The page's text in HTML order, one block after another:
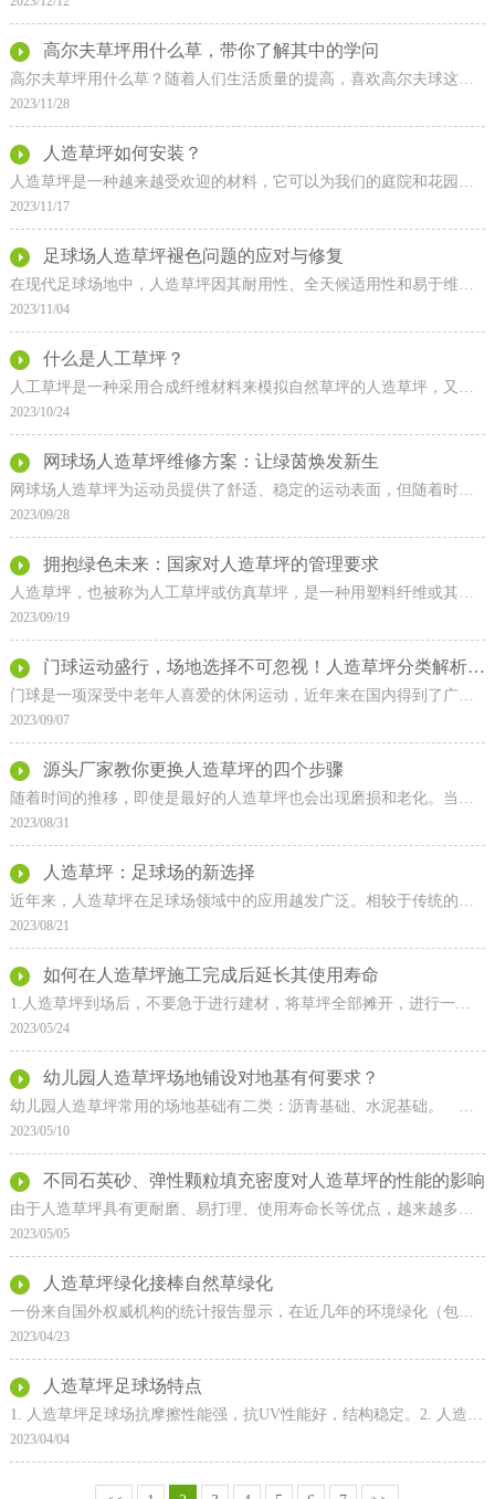
高尔夫草坪用什么草，带你了解其中的学问
2023/11/28
人造草坪如何安装？
2023/11/17
足球场人造草坪褪色问题的应对与修复
2023/11/04
什么是人工草坪？
2023/10/24
网球场人造草坪维修方案：让绿茵焕发新生
网球场人造草坪为运动员提供了舒适、稳定的运动表面，但随着时间的推移，草坪可能会出现磨损、变形等问题。为了保持良好的运动性能，定期进行维修是必不可少的。本文将为
2023/09/28
拥抱绿色未来：国家对人造草坪的管理要求
2023/09/19
门球运动盛行，场地选择不可忽视！人造草坪分类解析，免充砂型更受欢迎！
2023/09/07
源头厂家教你更换人造草坪的四个步骤
2023/08/31
人造草坪：足球场的新选择
2023/08/21
如何在人造草坪施工完成后延长其使用寿命
2023/05/24
幼儿园人造草坪场地铺设对地基有何要求？
2023/05/10
不同石英砂、弹性颗粒填充密度对人造草坪的性能的影响
2023/05/05
人造草坪绿化接棒自然草绿化
一份来自国外权威机构的统计报告显示，在近几年的环境绿化（包括庭院绿化和运动场、游乐场绿化）中，人造草坪的绿化面积比例以年均超两位数的速度在增长，70%以上的被
2023/04/23
人造草坪足球场特点
2023/04/04